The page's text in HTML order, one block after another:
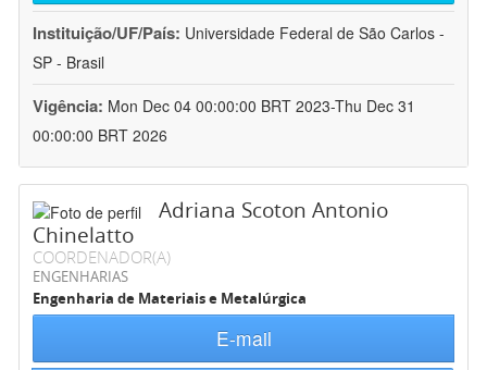
Instituição/UF/País: Universidade Federal de São Carlos -
SP - Brasil
Vigência: Mon Dec 04 00:00:00 BRT 2023-Thu Dec 31
00:00:00 BRT 2026
Adriana Scoton Antonio
Chinelatto
COORDENADOR(A)
ENGENHARIAS
Engenharia de Materiais e Metalúrgica
E-mail